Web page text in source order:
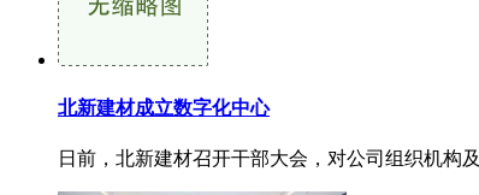
北新建材成立数字化中心
日前，北新建材召开干部大会，对公司组织机构